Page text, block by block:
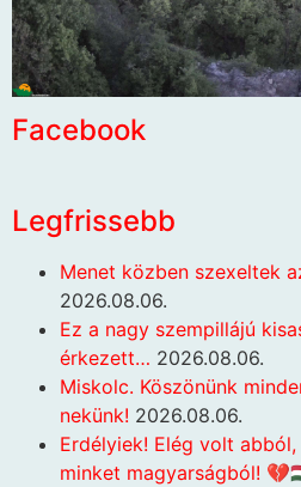
Facebook
Legfrissebb
Menet közben szexeltek
2026.08.06.
Ez a nagy szempillájú
érkezett… 2026.08.06.
Miskolc. Köszönünk
nekünk! 2026.08.06.
Erdélyiek! Elég volt
minket magyarságból!